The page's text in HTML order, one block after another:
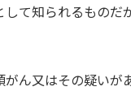
て知られるもの
ん又はその疑い